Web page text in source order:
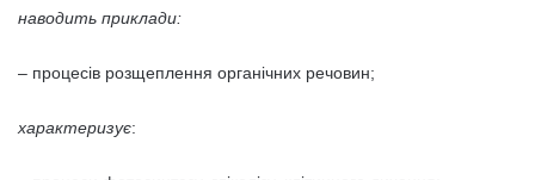
наводить приклади:
– процесів розщеплення органічних речовин;
характеризує: